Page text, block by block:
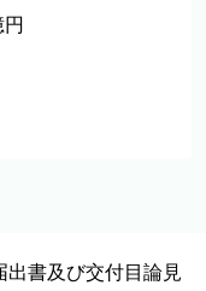
出書及び交付目論見